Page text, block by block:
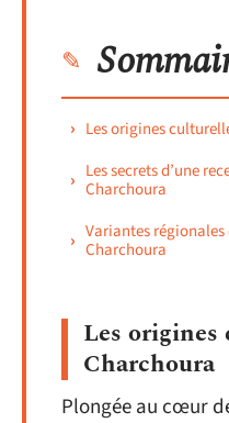
Les origines
Les secrets d’une
Charchoura
Variantes
Charchoura
Les
Charchoura
Plongée au cœur